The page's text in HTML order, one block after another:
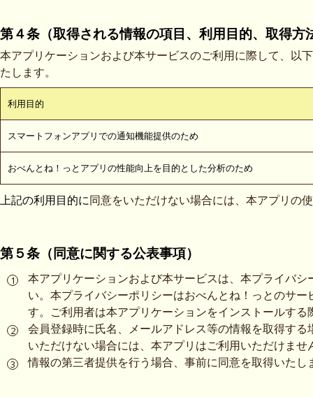
第４条（取得される情報の項目、利用目的、取得方
本アプリケーションおよび本サービスのご利用に際して、以
たします。
利用目的
スマートフォンアプリでの通知機能提供のため
おべんとね！っとアプリの性能向上を目的とした分析のため
上記の利用目的に同意をいただけない場合には、本アプリの
第５条（同意に関する公表事項）
本アプリケーションおよび本サービスは、本プライバ
い。本プライバシーポリシーはおべんとね！っとのサ
す。ご利用者は本アプリケーションをインストールす
会員登録時に氏名、メールアドレス等の情報を取得す
いただけない場合には、本アプリはご利用いただけませ
情報の第三者提供を行う場合、事前に同意を取得いたし